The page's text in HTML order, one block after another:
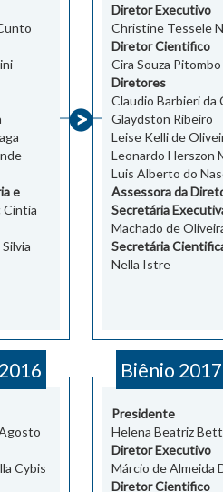
e
Cintia
Silvia
Diretor Executivo
Christine Tessele
Diretor Cientifico
Cira Souza Pitombo
Diretores
Claudio Barbieri da
Glaydston Ribeiro
Leise Kelli de
Leonardo Herszon
Luis Alberto do
Assessora da
Secretária
Machado de
Secretária
Nella Istre
Biênio
Presidente
Helena Beatriz
Diretor Executivo
Márcio de Almeida
Diretor Cientifico
Cybis